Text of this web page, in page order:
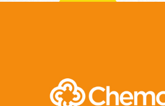
Web, Intranet et Extranet